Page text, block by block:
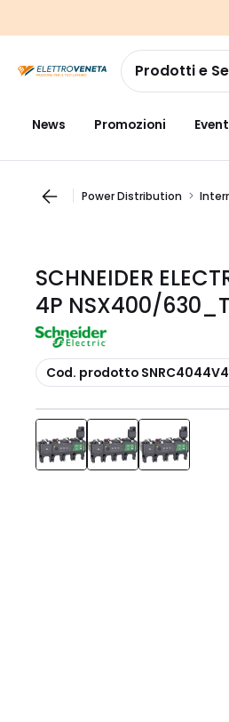
navigazionealla
pagina
Prodotti e
News Promozioni
Power Distribution
SCHNEIDER
4P NSX400/630_T
copia
Cod. prodotto